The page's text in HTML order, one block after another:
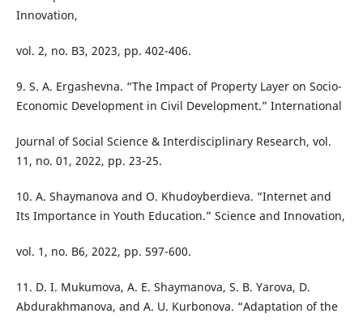
Innovation,
vol. 2, no. B3, 2023, pp. 402-406.
9. S. A. Ergashevna. “The Impact of Property Layer on Socio-
Economic Development in Civil Development.” International
Journal of Social Science & Interdisciplinary Research, vol.
11, no. 01, 2022, pp. 23-25.
10. A. Shaymanova and O. Khudoyberdieva. “Internet and
Its Importance in Youth Education.” Science and Innovation,
vol. 1, no. B6, 2022, pp. 597-600.
11. D. I. Mukumova, A. E. Shaymanova, S. B. Yarova, D.
Abdurakhmanova, and A. U. Kurbonova. “Adaptation of the